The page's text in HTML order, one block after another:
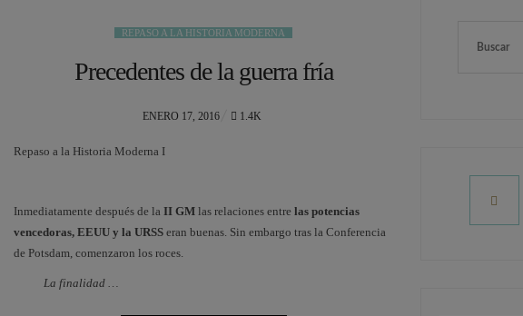
REPASO A LA HISTORIA MODERNA
Precedentes de la guerra fría
POSTED
ENERO 17, 2016 1.4K
Repaso a la Historia Moderna I
Inmediatamente después de la II GM las relaciones entre las potencias
vencedoras, EEUU y la URSS eran buenas. Sin embargo tras la Conferencia
de Potsdam, comenzaron los roces.
La finalidad …